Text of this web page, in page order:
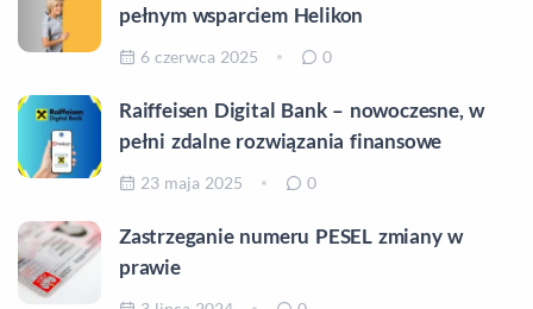
pełnym wsparciem Helikon
6 czerwca 2025 0
Raiffeisen Digital Bank – nowoczesne, w
pełni zdalne rozwiązania finansowe
23 maja 2025 0
Zastrzeganie numeru PESEL zmiany w
prawie